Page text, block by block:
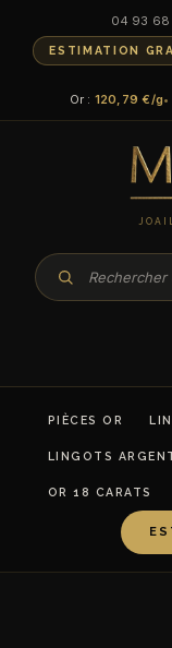
04 93 68
ESTIMATION
Or : 120,79 €/g
PIÈCES OR
LINGOTS
OR 18 CARATS